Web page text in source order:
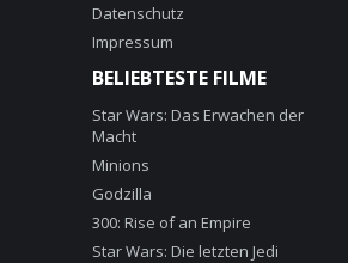
Datenschutz
Impressum
BELIEBTESTE FILME
Star Wars: Das Erwachen der
Macht
Minions
Godzilla
300: Rise of an Empire
Star Wars: Die letzten Jedi